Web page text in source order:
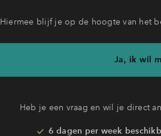
Hiermee blijf je op de hoogte van het
Ja, ik wil
Heb je een vraag en wil je direct
6 dagen per week